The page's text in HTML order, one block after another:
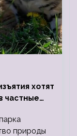
хотят
частные
природы